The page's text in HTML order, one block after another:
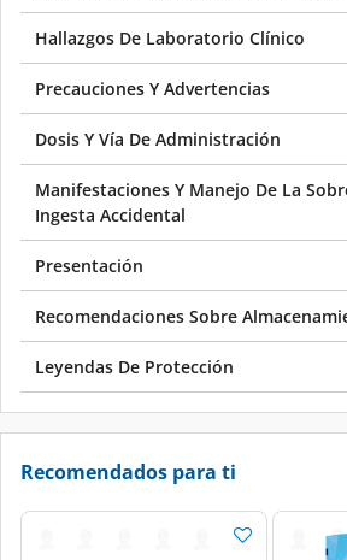
Hallazgos De Laboratorio Clínico
Precauciones Y Advertencias
Dosis Y Vía De Administración
Manifestaciones Y Manejo De La
Ingesta Accidental
Presentación
Recomendaciones Sobre
Leyendas De Protección
Recomendados para ti